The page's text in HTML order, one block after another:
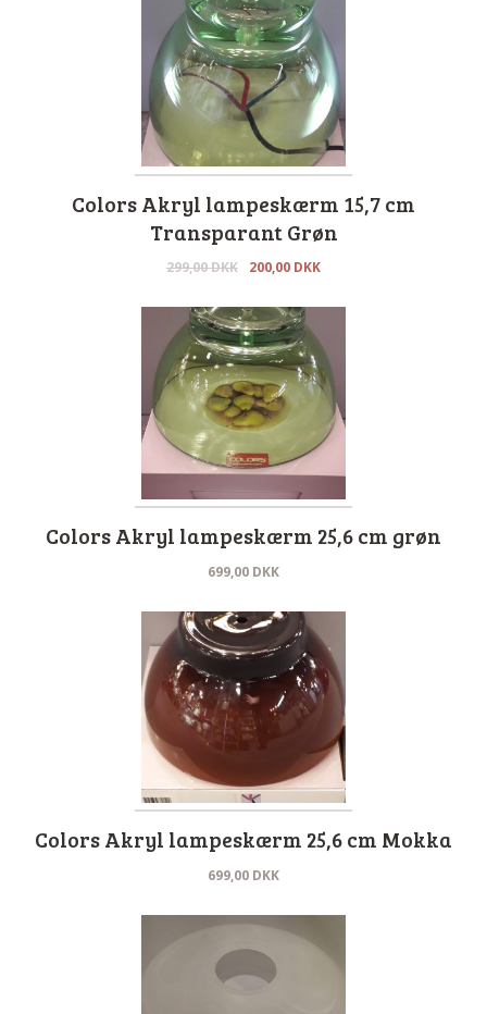
Colors Akryl lampeskærm 15,7 cm
Transparant Grøn
299,00DKK 200,00 DKK
Colors Akryl lampeskærm 25,6 cm grøn
699,00 DKK
Colors Akryl lampeskærm 25,6 cm Mokka
699,00 DKK